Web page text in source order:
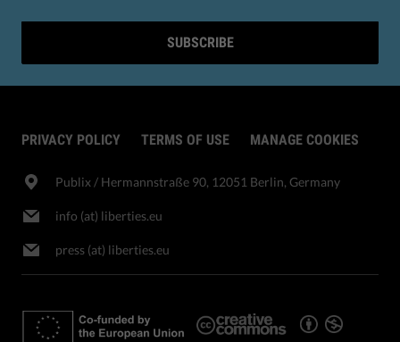
SUBSCRIBE
PRIVACY POLICY TERMS OF USE MANAGE COOKIES
Publix​ / Hermannstraße 90, 12051 Berlin, Germany
info (at) liberties.eu
press (at) liberties.eu